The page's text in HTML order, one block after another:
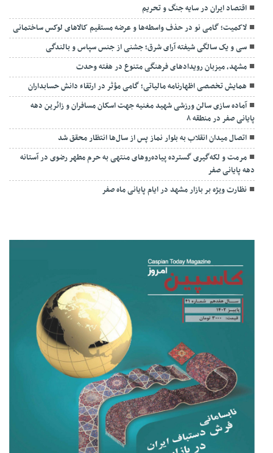
اقتصاد ایران در سایه جنگ و تحریم
لاکمیت؛ گامی نو در حذف واسطه‌ها و عرضه مستقیم کالاهای لوکس ساختمانی
سی و یک سالگی شیفته آرای شرق؛ جشنی از جنس سپاس و بالندگی
مشهد، میزبان رویدادهای فرهنگی متنوع در هفته وحدت
همایش تخصصی اظهارنامه مالیاتی؛ گامی مؤثر در ارتقاء دانش حسابداران
آماده سازی سالن ورزشی شهید مغنیه جهت اسکان مسافران و زائرین دهه
پایانی صفر در منطقه ۸
اتصال میدان انقلاب به بلوار نماز پس از سال‌ها انتظار محقق شد
مرمت و لکه‌گیری گسترده پیاده‌روهای منتهی به حرم مطهر رضوی در آستانه
دهه پایانی صفر
نظارت ویژه بر بازار مشهد در ایام پایانی ماه صفر